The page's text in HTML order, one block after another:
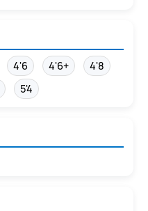
4'6 4'6+
4'8
5'4